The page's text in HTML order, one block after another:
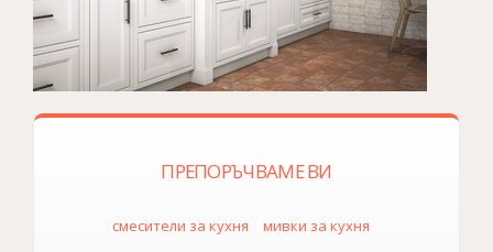
ПРЕПОРЪЧВАМЕ ВИ
смесители за кухня
мивки за кухня